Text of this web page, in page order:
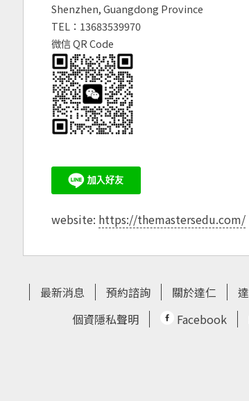
Shenzhen, Guangdong Province
TEL：13683539970
微信 QR Code
website: https://themastersedu.com/
最新消息 預約諮詢 關於達仁
個資隱私聲明
Facebook